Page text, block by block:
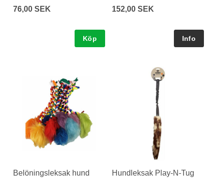
76,00 SEK
Köp
152,00 SEK
Belöningsleksak hund
Hundleksak Play-N-Tug